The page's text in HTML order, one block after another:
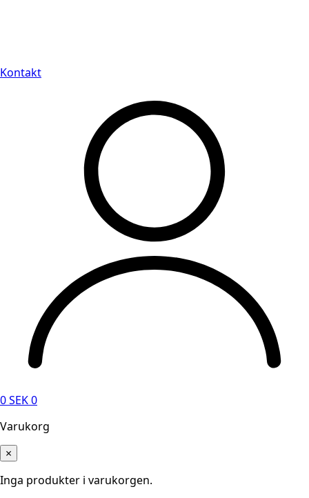
Kontakt
0SEK0
Varukorg
×
Inga produkter i varukorgen.